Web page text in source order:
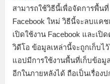
สามารถใช้วิธีนี้เพื่อจัดการพื้น
Facebook ใหม่ วิธีนี้จะลบแค
เปิดใช้งาน Facebook และเ
วิดีโอ ข้อมูลเหล่านี้จะถูกเก็บไ
แอปมีการใช้งานพื้นที่เก็บข้อมู
อีกในภายหลังได้ ถือเป็นเรื่องป